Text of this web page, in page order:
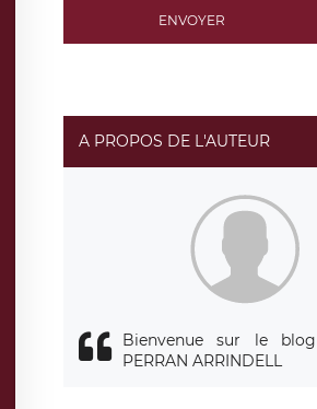
basé en France et offrant des
limitation du traitement relatif à vos
données. Vous pouvez exercer ces droits
de traitement est la société LÉGAVOX,
Sédar Senghor, joignable à
responsabledetraitement@legavox.fr. Vous
le droit d’introduire une réclamation
ENVOYER
A PROPOS DE L'AUTEUR
Bienvenue sur le
PERRAN ARRINDELL